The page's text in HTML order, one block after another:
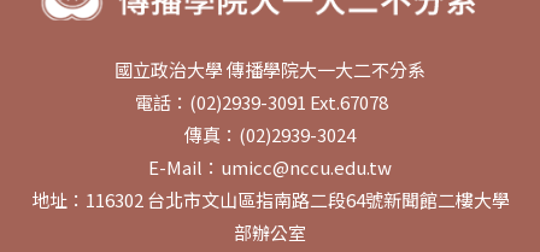
國立政治大學 傳播學院大一大二不分系
電話：(02)2939-3091 Ext.67078
傳真：(02)2939-3024
E-Mail：umicc@nccu.edu.tw
地址：116302 台北市文山區指南路二段64號新聞館二樓大學
部辦公室